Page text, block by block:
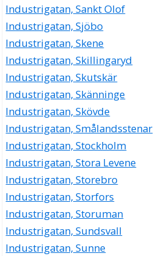
Industrigatan, Sankt Olof
Industrigatan, Sjöbo
Industrigatan, Skene
Industrigatan, Skillingaryd
Industrigatan, Skutskär
Industrigatan, Skänninge
Industrigatan, Skövde
Industrigatan, Smålandsstenar
Industrigatan, Stockholm
Industrigatan, Stora Levene
Industrigatan, Storebro
Industrigatan, Storfors
Industrigatan, Storuman
Industrigatan, Sundsvall
Industrigatan, Sunne